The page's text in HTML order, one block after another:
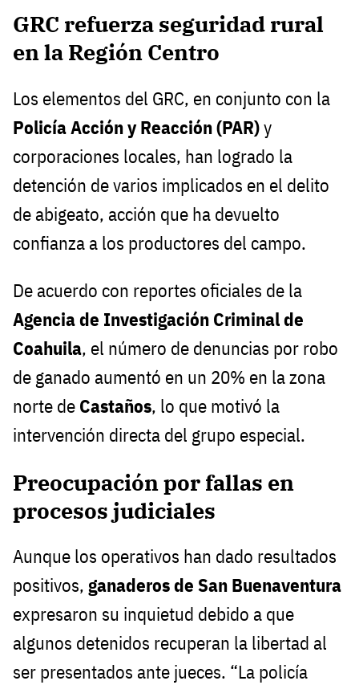
GRC refuerza seguridad rural
en la Región Centro
Los elementos del GRC, en conjunto con la
Policía Acción y Reacción (PAR)y
corporaciones locales, han logrado la
detención de varios implicados en el delito
de abigeato, acción que ha devuelto
confianza a los productores del campo.
De acuerdo con reportes oficiales de la
Agencia de Investigación Criminal de
Coahuila, el número de denuncias por robo
de ganado aumentó en un 20% en la zona
norte de Castaños, lo que motivó la
intervención directa del grupo especial.
Preocupación por fallas en
procesos judiciales
Aunque los operativos han dado resultados
positivos, ganaderos de San Buenaventura
expresaron su inquietud debido a que
algunos detenidos recuperan la libertad al
ser presentados ante jueces. “La policía